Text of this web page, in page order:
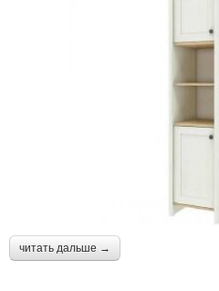
читать дальше →